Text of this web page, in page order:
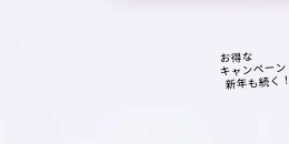
お得な
キャンペーン
​新年も続く！